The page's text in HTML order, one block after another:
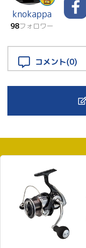
knokappa
98フォロワー
コメント(0)